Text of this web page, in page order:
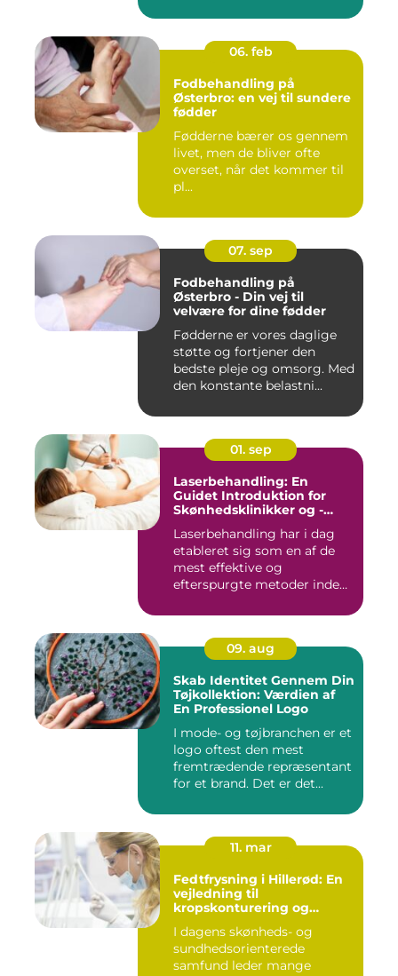
06. feb
Fodbehandling på
Østerbro: en vej til sundere
fødder
Fødderne bærer os gennem
livet, men de bliver ofte
overset, når det kommer til
pl...
07. sep
Fodbehandling på
Østerbro - Din vej til
velvære for dine fødder
Fødderne er vores daglige
støtte og fortjener den
bedste pleje og omsorg. Med
den konstante belastni...
01. sep
Laserbehandling: En
Guidet Introduktion for
Skønhedsklinikker og -
Laserbehandling har i dag
etableret sig som en af de
mest effektive og
efterspurgte metoder inden
09. aug
Skab Identitet Gennem Din
Tøjkollektion: Værdien af
En Professionel Logo
I mode- og tøjbranchen er et
logo oftest den mest
fremtrædende repræsentant
for et brand. Det er det...
11. mar
Fedtfrysning i Hillerød: En
vejledning til
kropskonturering og
I dagens skønheds- og
sundhedsorienterede
samfund leder mange